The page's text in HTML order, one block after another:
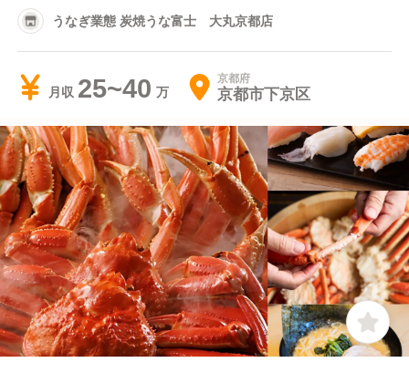
うなぎ業態 炭焼うな富士 大丸京都店
月収 25~40 京都府
京都市下京区